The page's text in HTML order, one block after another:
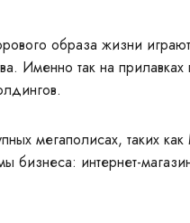
образа жизни
Именно так на
мегаполисах, таких
бизнеса: интернет-